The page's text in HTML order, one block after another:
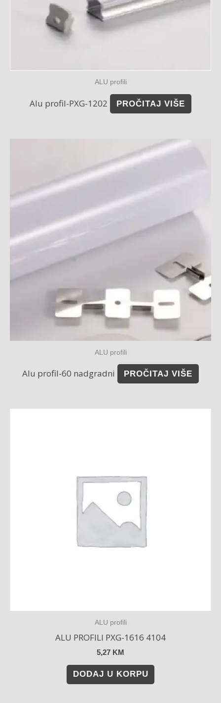
ALU profili
Alu profil-PXG-1202 PROČITAJ VIŠE
ALU profili
Alu profil-60 nadgradni PROČITAJ VIŠE
ALU profili
ALU PROFILI PXG-1616 4104
5,27 KM
DODAJ U KORPU